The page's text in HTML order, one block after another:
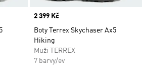
Price
2 399 Kč
Boty Terrex Skychaser Ax5
Hiking
Muži TERREX
7 barvy/ev